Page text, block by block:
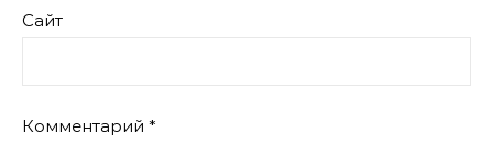
Сайт
Комментарий *